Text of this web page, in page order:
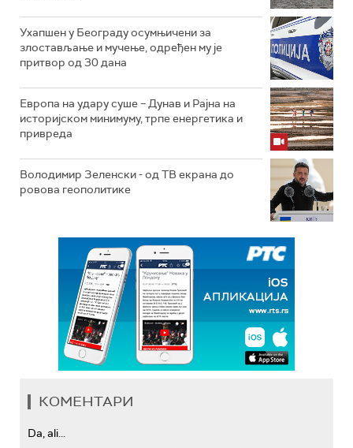
Ухапшен у Београду осумњичени за
злостављање и мучење, одређен му је
притвор од 30 дана
Европа на удару суше – Дунав и Рајна на
историјском минимуму, трпе енергетика и
привреда
Володимир Зеленски - од ТВ екрана до
ровова геополитике
КОМЕНТАРИ
Da, ali...